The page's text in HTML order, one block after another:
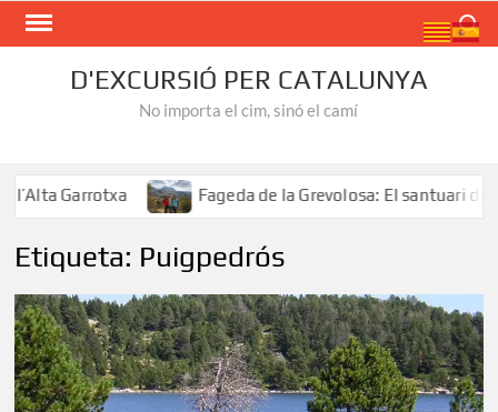
Skip
D'EXCURSIÓ PER CATALUNYA
No importa el cim, sinó el camí
Garrotxa Fageda de la Grevolosa: El santuari dels
Etiqueta: Puigpedrós